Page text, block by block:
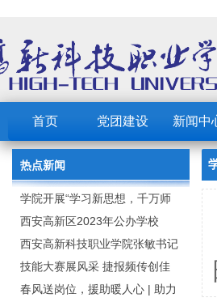
首页 党团建设 新闻中
热点新闻
学院开展“学习新思想，千万师
生同上一堂课”活动
西安高新区2023年公办学校
（园） 公开招聘教职工公告
西安高新科技职业学院张敏书记
为全院师生党员上党课
技能大赛展风采 捷报频传创佳
绩：西安高新科技职业学院师生
春风送岗位，援助暖人心 | 助力